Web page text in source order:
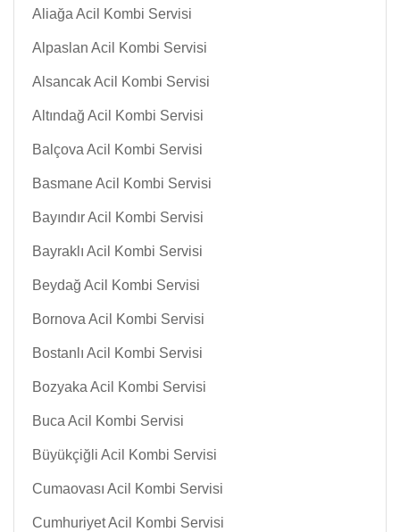
Aliağa Acil Kombi Servisi
Alpaslan Acil Kombi Servisi
Alsancak Acil Kombi Servisi
Altındağ Acil Kombi Servisi
Balçova Acil Kombi Servisi
Basmane Acil Kombi Servisi
Bayındır Acil Kombi Servisi
Bayraklı Acil Kombi Servisi
Beydağ Acil Kombi Servisi
Bornova Acil Kombi Servisi
Bostanlı Acil Kombi Servisi
Bozyaka Acil Kombi Servisi
Buca Acil Kombi Servisi
Büyükçiğli Acil Kombi Servisi
Cumaovası Acil Kombi Servisi
Cumhuriyet Acil Kombi Servisi